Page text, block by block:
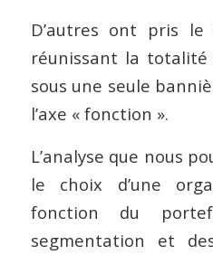
D’autres ont pris
réunissant la
sous une seule
l’axe « fonction ».
L’analyse que nous
le choix d’une
fonction du
segmentation et